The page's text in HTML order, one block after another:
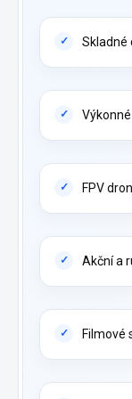
Skladné
FPV
Akční a
Filmové